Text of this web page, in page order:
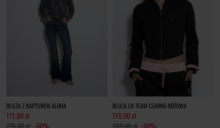
BLUZA Z KAPTUREM ALOHA
111,00 zł
279,00 zł -60%
BLUZA LH TEAM CZARNO-RÓŻOWA
115,00 zł
289,00 zł -60%